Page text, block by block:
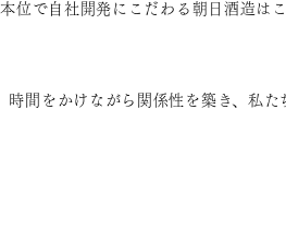
位で自社開発にこだわる朝日酒造は
時間をかけながら関係性を築き、私た